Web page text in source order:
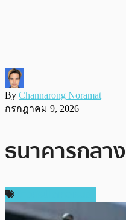
By Channarong Noramat
กรกฎาคม 9, 2026
ธนาคารกลา